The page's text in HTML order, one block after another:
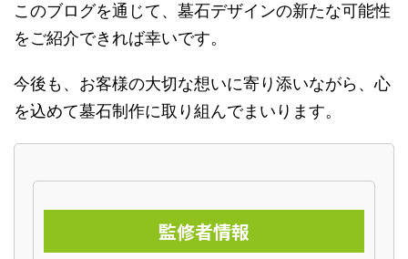
このブログを通じて、墓石デザインの新たな可能性
をご紹介できれば幸いです。
今後も、お客様の大切な想いに寄り添いながら、心
を込めて墓石制作に取り組んでまいります。
監修者情報